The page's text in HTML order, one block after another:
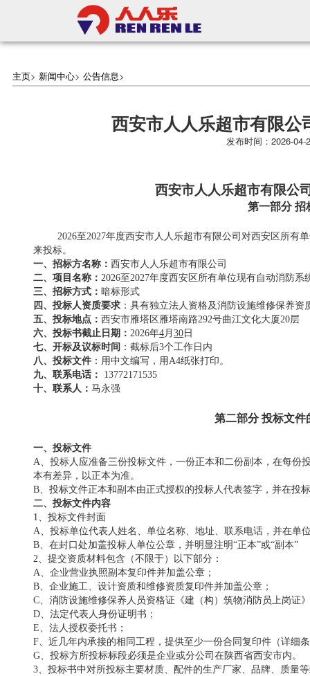
主页> 新闻中心> 公告信息>
西安市人人乐超市有限
发布时间：
西安市人人乐超市有限公
第一部分 招
2026至2027年度西安市人人乐超市有限公司对西安区所有
来投标。
一、招标方名称：西安市人人乐超市有限公司
二、项目名称：2026至2027年度西安 区 所有单位现有自动消防系
三、招标方式：暗标形式
四、投标人资质要求 ：具有独立法人资格及消防设施维修保养资
五、投标地点：西安市雁塔区雁塔南路292号曲江文化大厦20层
六、投标书截止 日期 ：2026年4月30 日
七、开标及议标时间 ：截标后3个工作日内
八、投标文件 ：用中文编写，用A4纸张打印。
九、联系电话：
13772171535
十、联系人：马永强
第二部分投标文件
一、投标文件
A、投标人应准备三份投标文件，一份正本和二份副本 ，在每份
本有差异，以正本为准。
B、投标文件正本和副本由正式授权的投标人代表签字，并在投
二、投标文件内容
1、投标文件封面
A、投标单位代表人姓名、单位名称、地址、联系电话，并在单
B、在封口处加盖投标人单位公章，并明显注明“正本”或“副本”
2、提交资质材料包含（不限于）以下部分：
A、企业营业执照副本复印件并加盖公章；
B、企业施工、设计资质和维修资质复印件并加盖公章；
C、消防设施维修保养人员资格证《建（构）筑物消防员上岗证
D、法定代表人身份证明书；
E、法人授权委托书；
F、近几年内承接的相同工程，提供至少一份合同复印件（详细
G、投标方所投标标段必须是企业或分公司在陕西省西安市内。
3、投标书中对所投标主要材质、配件的生产厂家、品牌、质量